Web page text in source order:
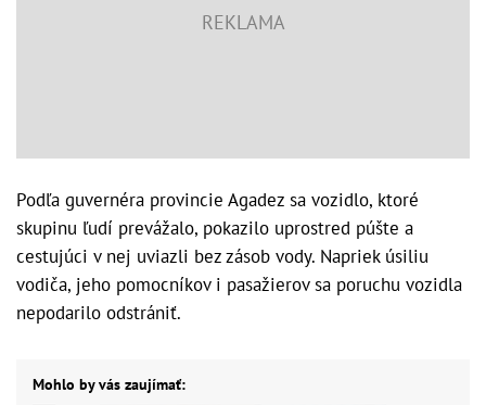
Podľa guvernéra provincie Agadez sa vozidlo, ktoré
skupinu ľudí prevážalo, pokazilo uprostred púšte a
cestujúci v nej uviazli bez zásob vody. Napriek úsiliu
vodiča, jeho pomocníkov i pasažierov sa poruchu vozidla
nepodarilo odstrániť.
Mohlo by vás zaujímať: